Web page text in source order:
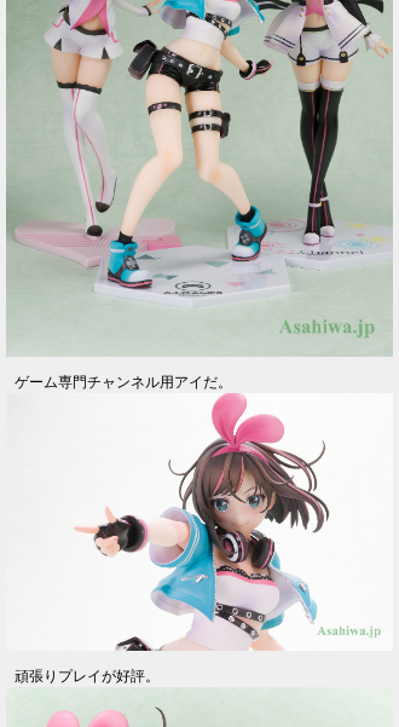
ゲーム専門チャンネル用アイだ。
頑張りプレイが好評。